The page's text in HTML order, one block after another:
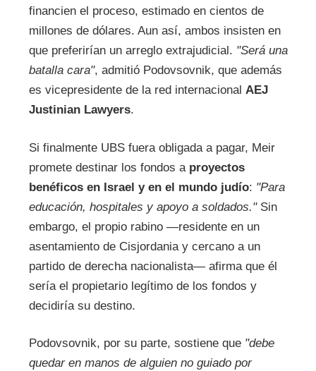
financien el proceso, estimado en cientos de
millones de dólares. Aun así, ambos insisten en
que preferirían un arreglo extrajudicial. "Será una
batalla cara", admitió Podovsovnik, que además
es vicepresidente de la red internacional AEJ
Justinian Lawyers.
Si finalmente UBS fuera obligada a pagar, Meir
promete destinar los fondos a proyectos
benéficos en Israel y en el mundo judío: "Para
educación, hospitales y apoyo a soldados."Sin
embargo, el propio rabino —residente en un
asentamiento de Cisjordania y cercano a un
partido de derecha nacionalista— afirma que él
sería el propietario legítimo de los fondos y
decidiría su destino.
Podovsovnik, por su parte, sostiene que "debe
quedar en manos de alguien no guiado por